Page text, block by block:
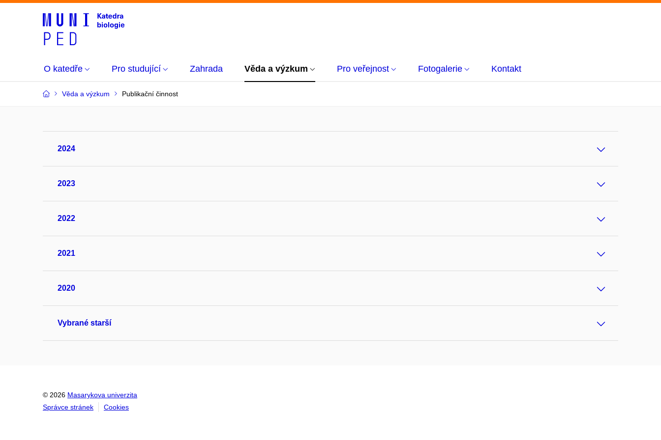
O katedře Pro studující Zahrada Věda a výzkum Pro veřejnost Fotogalerie Kontakt
Věda a výzkum Publikační činnost
2024
2023
2022
2021
2020
Vybrané starší
© 2026 Masarykova univerzita
Správce stránek
Cookies